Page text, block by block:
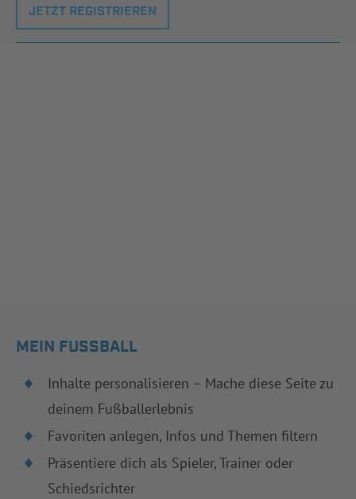
JETZT REGISTRIEREN
MEIN FUSSBALL
Inhalte personalisieren – Mache diese Seite zu
deinem Fußballerlebnis
Favoriten anlegen, Infos und Themen filtern
Präsentiere dich als Spieler, Trainer oder
Schiedsrichter